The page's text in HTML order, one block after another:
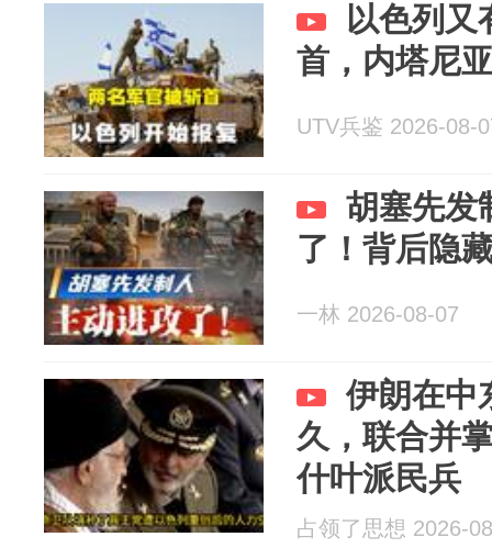
以色列又
首，内塔尼
UTV兵鉴 2026-08-
胡塞先发
了！背后隐
一林 2026-08-07
伊朗在中
久，联合并
什叶派民兵
占领了思想 2026-